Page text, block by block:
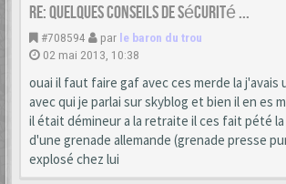
Re: Quelques conseils de sécurité ...
#708594 par le baron du trou
02 mai 2013, 10:38
ouai il faut faire gaf avec ces merde la j'avais
avec qui je parlai sur skyblog et bien il en es
il était démineur a la retraite il ces fait pété
d'une grenade allemande (grenade presse
explosé chez lui